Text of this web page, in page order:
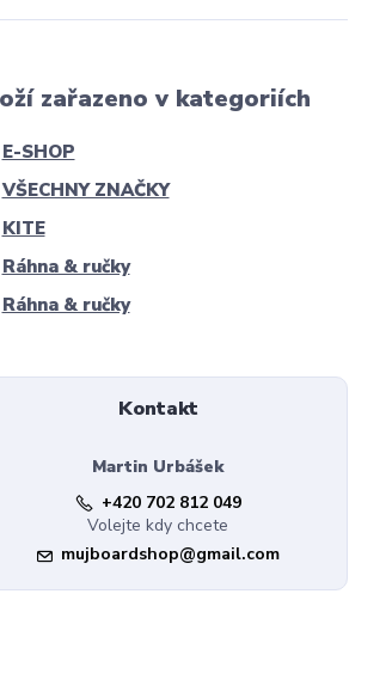
zařazeno v kategoriích
E-SHOP
VŠECHNY ZNAČKY
KITE
Ráhna & ručky
Ráhna & ručky
Kontakt
Martin Urbášek
+420 702 812 049
Volejte kdy chcete
mujboardshop@gmail.com